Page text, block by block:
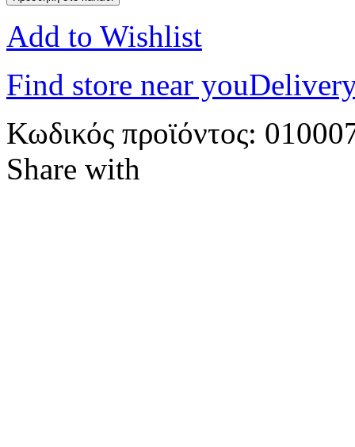
Add to Wishlist
Find store near you
Κωδικός προϊόντος:
Share with